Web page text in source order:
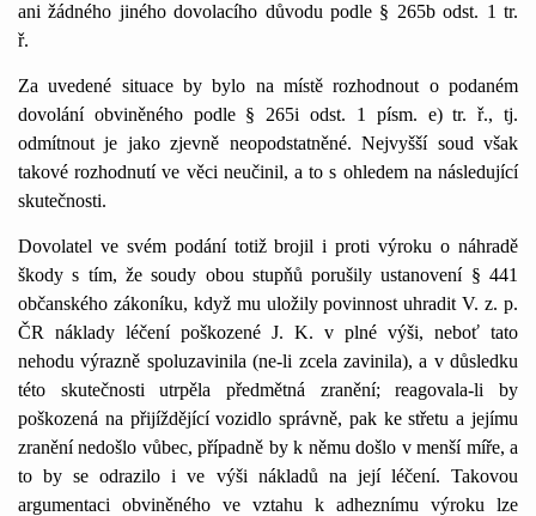
ani žádného jiného dovolacího důvodu podle § 265b odst. 1 tr.
ř.
Za uvedené situace by bylo na místě rozhodnout o podaném
dovolání obviněného podle § 265i odst. 1 písm. e) tr. ř., tj.
odmítnout je jako zjevně neopodstatněné. Nejvyšší soud však
takové rozhodnutí ve věci neučinil, a to s ohledem na následující
skutečnosti.
Dovolatel ve svém podání totiž brojil i proti výroku o náhradě
škody s tím, že soudy obou stupňů porušily ustanovení § 441
občanského zákoníku, když mu uložily povinnost uhradit V. z. p.
ČR náklady léčení poškozené J. K. v plné výši, neboť tato
nehodu výrazně spoluzavinila (ne-li zcela zavinila), a v důsledku
této skutečnosti utrpěla předmětná zranění; reagovala-li by
poškozená na přijíždějící vozidlo správně, pak ke střetu a jejímu
zranění nedošlo vůbec, případně by k němu došlo v menší míře, a
to by se odrazilo i ve výši nákladů na její léčení. Takovou
argumentaci obviněného ve vztahu k adheznímu výroku lze